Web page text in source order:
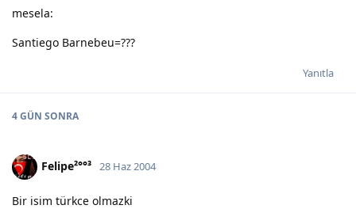
mesela:
Santiego Barnebeu=???
Yanıtla
4 GÜN SONRA
Felipe²°°³ 28 Haz 2004
Bir isim türkce olmazki